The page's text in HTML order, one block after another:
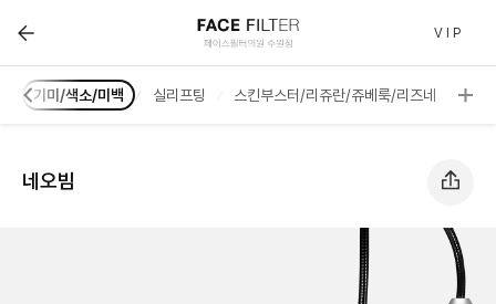
네오빔 :: 페이스필터 수원점 | 호매실 수원 피부과(진료과
V I P
기미/색소/미백 실리프팅 스킨부스터/리쥬란/쥬베룩/리즈네 여드
네오빔